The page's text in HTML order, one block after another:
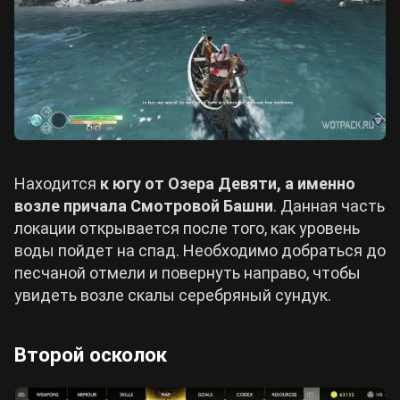
Находится к югу от Озера Девяти, а именно
возле причала Смотровой Башни. Данная часть
локации открывается после того, как уровень
воды пойдет на спад. Необходимо добраться до
песчаной отмели и повернуть направо, чтобы
увидеть возле скалы серебряный сундук.
Второй осколок